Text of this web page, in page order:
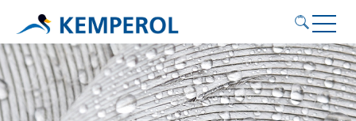
Anwendungsgebiete
Produkte